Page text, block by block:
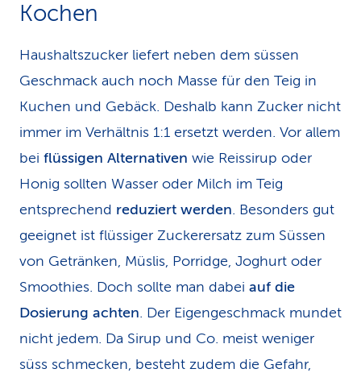
Kochen
Haushaltszucker liefert neben dem süssen
Geschmack auch noch Masse für den Teig in
Kuchen und Gebäck. Deshalb kann Zucker nicht
immer im Verhältnis 1:1 ersetzt werden. Vor allem
bei flüssigen Alternativen wie Reissirup oder
Honig sollten Wasser oder Milch im Teig
entsprechend reduziert werden. Besonders gut
geeignet ist flüssiger Zuckerersatz zum Süssen
von Getränken, Müslis, Porridge, Joghurt oder
Smoothies. Doch sollte man dabei auf die
Dosierung achten. Der Eigengeschmack mundet
nicht jedem. Da Sirup und Co. meist weniger
süss schmecken, besteht zudem die Gefahr,